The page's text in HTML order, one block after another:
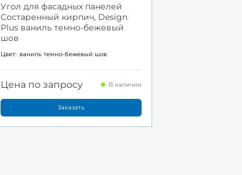
Угол для фасадных панелей
Состаренный кирпич, Design
Plus ваниль темно-бежевый
шов
Цвет: ваниль темно-бежевый шов
Цена по запросу В наличии
Заказать